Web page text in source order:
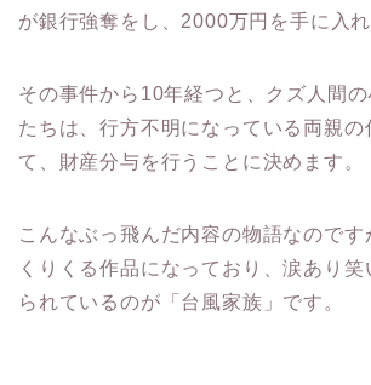
が銀行強奪をし、2000万円を手に入れ
その事件から10年経つと、クズ人間
たちは、行方不明になっている両親の
て、財産分与を行うことに決めます。
こんなぶっ飛んだ内容の物語なのです
くりくる作品になっており、涙あり笑
られているのが「台風家族」です。